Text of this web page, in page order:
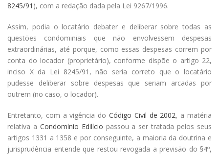
8245/91 ), com a redação dada pela Lei 9267/1996.
Assim, podia o locatário debater e deliberar sobre todas as
questões condominiais que não envolvessem despesas
extraordinárias, até porque, como essas despesas correm por
conta do locador (proprietário), conforme dispõe o artigo 22,
inciso X da Lei 8245/91, não seria correto que o locatário
pudesse deliberar sobre despesas que seriam arcadas por
outrem (no caso, o locador).
Entretanto, com a vigência do Código Civil de 2002, a matéria
relativa a Condomínio Edilício passou a ser tratada pelos seus
artigos 1331 a 1358 e por conseguinte, a maioria da doutrina e
jurisprudência entende que restou revogada a previsão do §4º,